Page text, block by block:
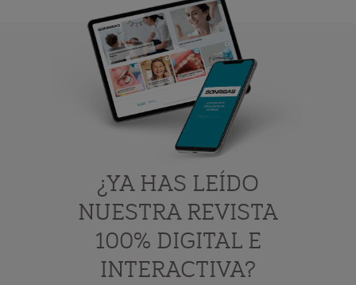
¿YA HAS LEÍDO
NUESTRA REVISTA
100% DIGITAL E
INTERACTIVA?